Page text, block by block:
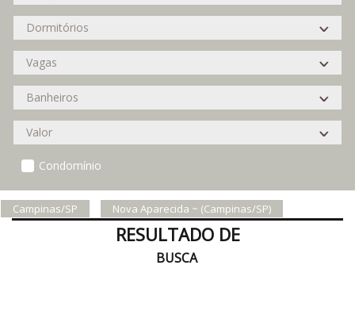
Condomínio
Campinas/SP Nova Aparecida ~ (Campinas/SP)
RESULTADO DE
BUSCA